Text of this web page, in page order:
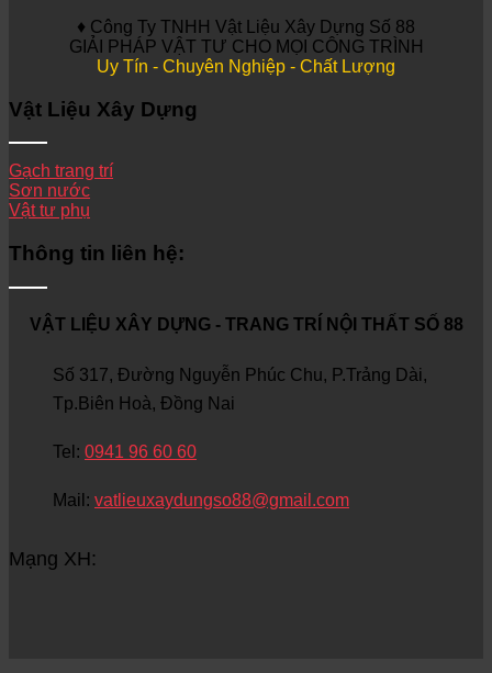
♦ Công Ty TNHH Vật Liệu Xây Dựng Số 88
GIẢI PHÁP VẬT TƯ CHO MỌI CÔNG TRÌNH
Uy Tín - Chuyên Nghiệp - Chất Lượng
Vật Liệu Xây Dựng
Gạch trang trí
Sơn nước
Vật tư phụ
Thông tin liên hệ:
VẬT LIỆU XÂY DỰNG - TRANG TRÍ NỘI THẤT SỐ 88
Số 317, Đường Nguyễn Phúc Chu, P.Trảng Dài,
Tp.Biên Hoà, Đồng Nai
Tel: 0941 96 60 60
Mail: vatlieuxaydungso88@gmail.com
Mạng XH: